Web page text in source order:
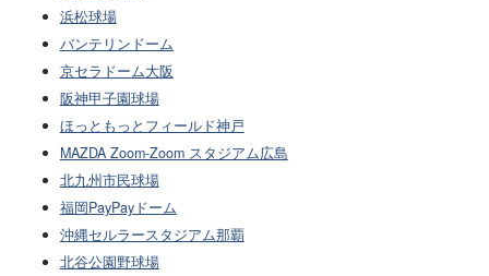
浜松球場
バンテリンドーム
京セラドーム大阪
阪神甲子園球場
ほっともっとフィールド神戸
MAZDA Zoom-Zoom スタジアム広島
北九州市民球場
福岡PayPayドーム
沖縄セルラースタジアム那覇
北谷公園野球場